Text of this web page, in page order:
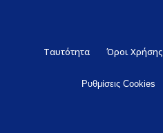
Ταυτότητα Όροι Χρήσης
Ρυθμίσεις Cookies